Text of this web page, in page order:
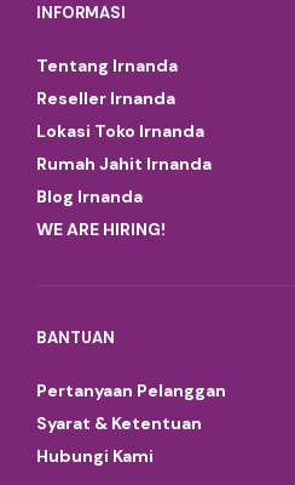
INFORMASI
Tentang Irnanda
Reseller Irnanda
Lokasi Toko Irnanda
Rumah Jahit Irnanda
Blog Irnanda
WE ARE HIRING!
BANTUAN
Pertanyaan Pelanggan
Syarat & Ketentuan
Hubungi Kami